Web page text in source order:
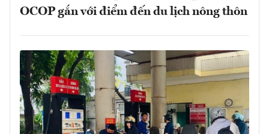
OCOP gắn với điểm đến du lịch nông thôn